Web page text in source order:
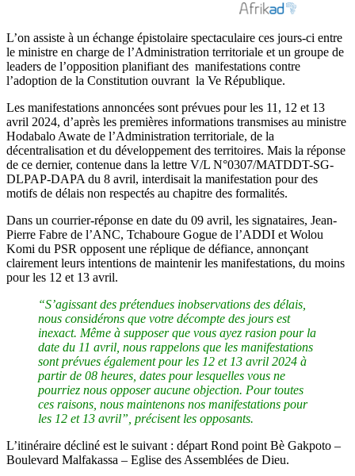
L’on assiste à un échange épistolaire spectaculaire ces jours-ci entre
le ministre en charge de l’Administration territoriale et un groupe de
leaders de l’opposition planifiant des manifestations contre
l’adoption de la Constitution ouvrant la Ve République.
Les manifestations annoncées sont prévues pour les 11, 12 et 13
avril 2024, d’après les premières informations transmises au ministre
Hodabalo Awate de l’Administration territoriale, de la
décentralisation et du développement des territoires. Mais la réponse
de ce dernier, contenue dans la lettre V/L N°0307/MATDDT-SG-
DLPAP-DAPA du 8 avril, interdisait la manifestation pour des
motifs de délais non respectés au chapitre des formalités.
Dans un courrier-réponse en date du 09 avril, les signataires, Jean-
Pierre Fabre de l’ANC, Tchaboure Gogue de l’ADDI et Wolou
Komi du PSR opposent une réplique de défiance, annonçant
clairement leurs intentions de maintenir les manifestations, du moins
pour les 12 et 13 avril.
“S’agissant des prétendues inobservations des délais,
nous considérons que votre décompte des jours est
inexact. Même à supposer que vous ayez rasion pour la
date du 11 avril, nous rappelons que les manifestations
sont prévues également pour les 12 et 13 avril 2024 à
partir de 08 heures, dates pour lesquelles vous ne
pourriez nous opposer aucune objection. Pour toutes
ces raisons, nous maintenons nos manifestations pour
les 12 et 13 avril”, précisent les opposants.
L’itinéraire décliné est le suivant : départ Rond point Bè Gakpoto –
Boulevard Malfakassa – Eglise des Assemblées de Dieu.